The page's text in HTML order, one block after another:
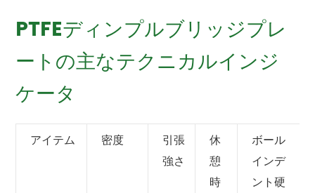
PTFEディンプルブリッジプレ
ートの主なテクニカルインジ
ケータ
アイテム 密度
引張
強さ
休
憩
時
ボール
インデ
ント硬